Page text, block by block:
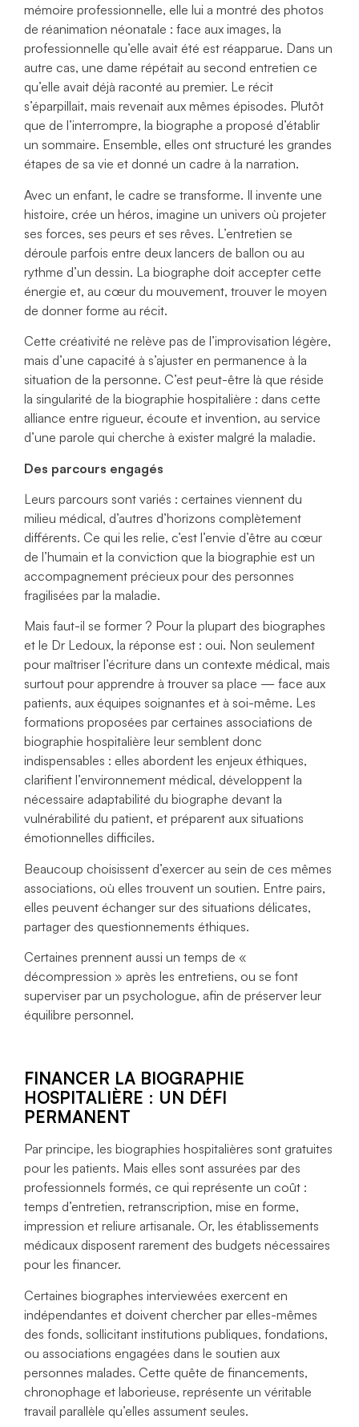
mémoire professionnelle, elle lui a montré des photos
de réanimation néonatale : face aux images, la
professionnelle qu’elle avait été est réapparue. Dans un
autre cas, une dame répétait au second entretien ce
qu’elle avait déjà raconté au premier. Le récit
s’éparpillait, mais revenait aux mêmes épisodes. Plutôt
que de l’interrompre, la biographe a proposé d’établir
un sommaire. Ensemble, elles ont structuré les grandes
étapes de sa vie et donné un cadre à la narration.
Avec un enfant, le cadre se transforme. Il invente une
histoire, crée un héros, imagine un univers où projeter
ses forces, ses peurs et ses rêves. L’entretien se
déroule parfois entre deux lancers de ballon ou au
rythme d’un dessin. La biographe doit accepter cette
énergie et, au cœur du mouvement, trouver le moyen
de donner forme au récit.
Cette créativité ne relève pas de l’improvisation légère,
mais d’une capacité à s’ajuster en permanence à la
situation de la personne. C’est peut-être là que réside
la singularité de la biographie hospitalière : dans cette
alliance entre rigueur, écoute et invention, au service
d’une parole qui cherche à exister malgré la maladie.
Des parcours engagés
Leurs parcours sont variés : certaines viennent du
milieu médical, d’autres d’horizons complètement
différents. Ce qui les relie, c’est l’envie d’être au cœur
de l’humain et la conviction que la biographie est un
accompagnement précieux pour des personnes
fragilisées par la maladie.
Mais faut-il se former ? Pour la plupart des biographes
et le Dr Ledoux, la réponse est : oui. Non seulement
pour maîtriser l’écriture dans un contexte médical, mais
surtout pour apprendre à trouver sa place — face aux
patients, aux équipes soignantes et à soi-même. Les
formations proposées par certaines associations de
biographie hospitalière leur semblent donc
indispensables : elles abordent les enjeux éthiques,
clarifient l’environnement médical, développent la
nécessaire adaptabilité du biographe devant la
vulnérabilité du patient, et préparent aux situations
émotionnelles difficiles.
Beaucoup choisissent d’exercer au sein de ces mêmes
associations, où elles trouvent un soutien. Entre pairs,
elles peuvent échanger sur des situations délicates,
partager des questionnements éthiques.
Certaines prennent aussi un temps de «
décompression » après les entretiens, ou se font
superviser par un psychologue, afin de préserver leur
équilibre personnel.
FINANCER LA BIOGRAPHIE
HOSPITALIÈRE : UN DÉFI
PERMANENT
Par principe, les biographies hospitalières sont gratuites
pour les patients. Mais elles sont assurées par des
professionnels formés, ce qui représente un coût :
temps d’entretien, retranscription, mise en forme,
impression et reliure artisanale. Or, les établissements
médicaux disposent rarement des budgets nécessaires
pour les financer.
Certaines biographes interviewées exercent en
indépendantes et doivent chercher par elles-mêmes
des fonds, sollicitant institutions publiques, fondations,
ou associations engagées dans le soutien aux
personnes malades. Cette quête de financements,
chronophage et laborieuse, représente un véritable
travail parallèle qu’elles assument seules.